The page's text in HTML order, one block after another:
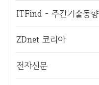
ITFind - 주간기술동향
ZDnet 코리아
전자신문